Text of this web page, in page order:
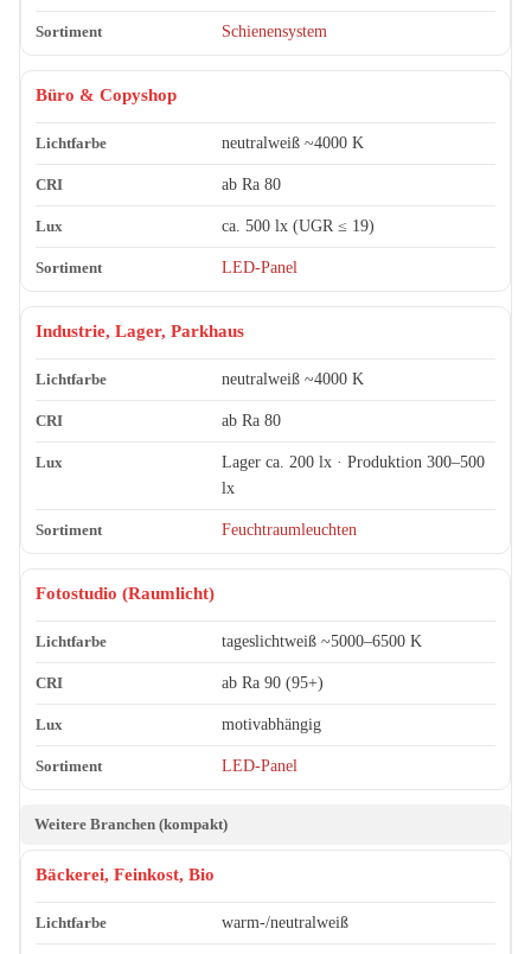
Schienensystem
Büro & Copyshop
neutralweiß ~4000 K
ab Ra 80
ca. 500 lx (UGR ≤ 19)
LED-Panel
Industrie, Lager, Parkhaus
neutralweiß ~4000 K
ab Ra 80
Lager ca. 200 lx · Produktion 300–500
lx
Feuchtraumleuchten
Fotostudio (Raumlicht)
tageslichtweiß ~5000–6500 K
ab Ra 90 (95+)
motivabhängig
LED-Panel
Weitere Branchen (kompakt)
Bäckerei, Feinkost, Bio
warm-/neutralweiß